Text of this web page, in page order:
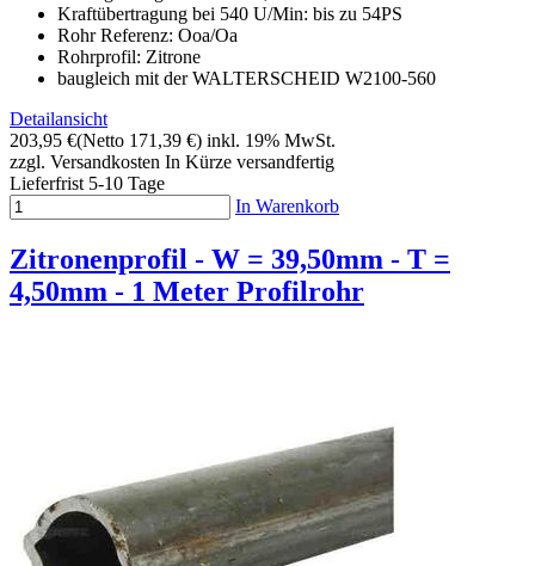
Kraftübertragung bei 540 U/Min: bis zu 54PS
Rohr Referenz: Ooa/Oa
Rohrprofil: Zitrone
baugleich mit der WALTERSCHEID W2100-560
Detailansicht
203,95 €(Netto 171,39 €) inkl. 19% MwSt.
zzgl. Versandkosten In Kürze versandfertig
Lieferfrist 5-10 Tage
In Warenkorb
Zitronenprofil - W = 39,50mm - T =
4,50mm - 1 Meter Profilrohr